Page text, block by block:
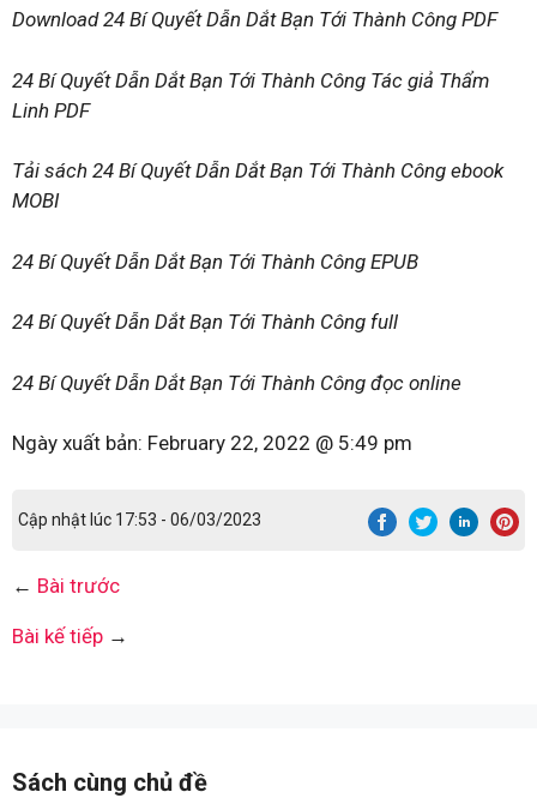
Download 24 Bí Quyết Dẫn Dắt Bạn Tới Thành Công PDF
24 Bí Quyết Dẫn Dắt Bạn Tới Thành Công Tác giả Thẩm
Linh PDF
Tải sách 24 Bí Quyết Dẫn Dắt Bạn Tới Thành Công ebook
MOBI
24 Bí Quyết Dẫn Dắt Bạn Tới Thành Công EPUB
24 Bí Quyết Dẫn Dắt Bạn Tới Thành Công full
24 Bí Quyết Dẫn Dắt Bạn Tới Thành Công đọc online
Ngày xuất bản: February 22, 2022 @ 5:49 pm
Cập nhật lúc 17:53 - 06/03/2023
← Bài trước
Bài kế tiếp →
Sách cùng chủ đề